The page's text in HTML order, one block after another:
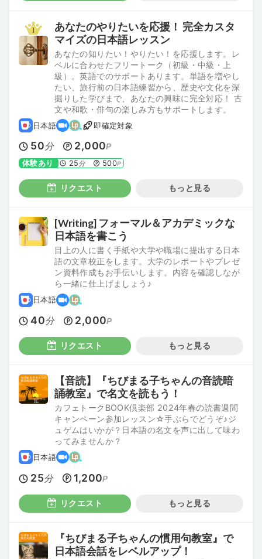
あなたのやりたいを応援！ 完全カスタ
マイズの日本語レッスン
あなたの知りたい！やりたい！を応援します。レ
ベルに合わせたフリートーク（初級・中級・上
級）。英語でのサポートあります。単語を増やし
たい、旅行前の日本語練習から、歴史や文化を深
掘りした学びまで、あなたの興味に完全対応！ 古
文や和歌・俳句の楽しみ方もサポートします。
日本語 即確定対象
50分 2,000P
体験あり 25分 500P
リクエスト もっと見る
[Writing] フォーマル＆アカデミックな
日本語を書こう
目上の人に書く手紙や大学や職場に提出する日本
語の文章校正をします。大学のレポートやプレゼ
ン資料作成もお手伝いします。内容を確認しなが
ら一緒に仕上げましょう♪
日本語
40分 2,000P
リクエスト もっと見る
【音読】『ちびまる子ちゃんの音読暗
誦教室』で名文を読もう！
カフェトークBOOK倶楽部 2024年春の読書週間
キャンペーン参加レッスン☆手ぶらでどうぞ♪ジ
ュゲムはいかが？日本語の名文を声に出して味わ
ってみませんか？
日本語
25分 1,200P
リクエスト もっと見る
『ちびまる子ちゃんの慣用句教室』で
日本語会話をレベルアップ！